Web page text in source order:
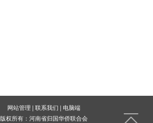
网站管理 | 联系我们 | 电脑端
版权所有：河南省归国华侨联合会